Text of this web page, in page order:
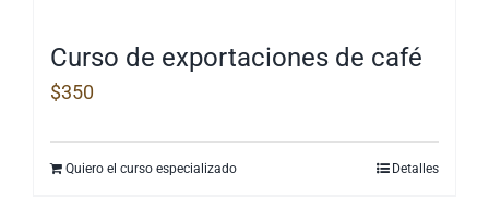
Curso de exportaciones de café
$350
Quiero el curso especializado Detalles